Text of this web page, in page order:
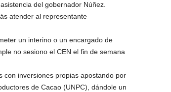
del gobernador Núñez.
atender al representante
un interino o un encargado de
no sesiono el CEN el fin de semana
con inversiones propias apostando por
de Cacao (UNPC), dándole un